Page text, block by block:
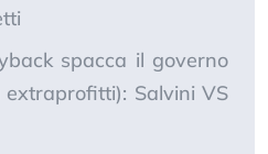
spacca il governo
Salvini VS